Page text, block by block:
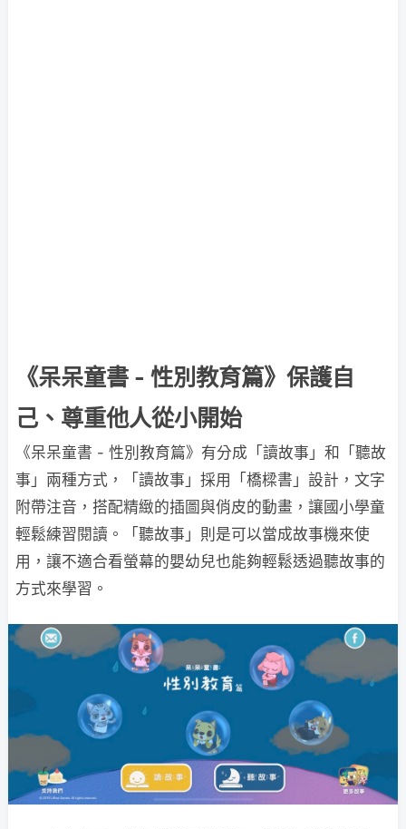
《呆呆童書 - 性別教育篇》保護自
己、尊重他人從小開始
《呆呆童書 - 性別教育篇》有分成「讀故事」和「聽故
事」兩種方式，「讀故事」採用「橋樑書」設計，文字
附帶注音，搭配精緻的插圖與俏皮的動畫，讓國小學童
輕鬆練習閱讀。「聽故事」則是可以當成故事機來使
用，讓不適合看螢幕的嬰幼兒也能夠輕鬆透過聽故事的
方式來學習。